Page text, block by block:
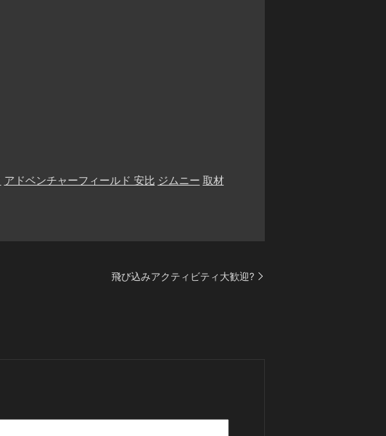
アドベンチャーフィールド 安比 ジムニー 取材
飛び込みアクティビティ大歓迎?